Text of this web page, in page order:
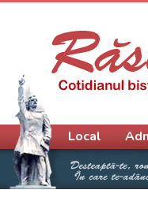
Meniu principal
Local